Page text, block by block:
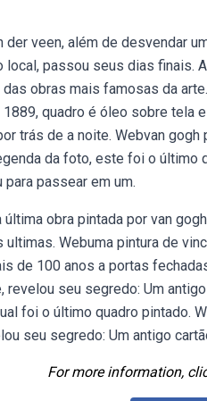
veen, além de desvendar
passou seus dias finais.
obras mais famosas da
quadro é óleo sobre tela
trás de a noite. Webvan
da foto, este foi o último
para passear em um.
obra pintada por van
ultimas. Webuma pintura de
de 100 anos a portas
revelou seu segredo: Um
foi o último quadro pintado.
seu segredo: Um antigo
For more information,